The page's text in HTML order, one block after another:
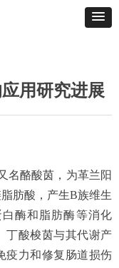
用研究进展
名酪酸茵，为革兰阳
肪酸，产生B族维生
酶和脂肪酶等消化
丁酸梭茵与其代谢产
疫力和修复肠道损伤